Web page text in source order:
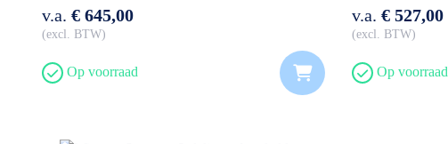
v.a. € 645,00
excl. BTW
Op voorraad
v.a. € 527,00
excl. BTW
Op voorraad